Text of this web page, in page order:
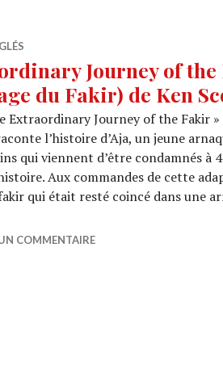
Journey of
du Fakir) de Ken
Extraordinary Journey of the Fakir »
l’histoire d’Aja, un jeune
qui viennent d’être condamnés à
Aux commandes de cette
qui était resté coincé dans une
Journey of the Fakir
COMMENTAIRE